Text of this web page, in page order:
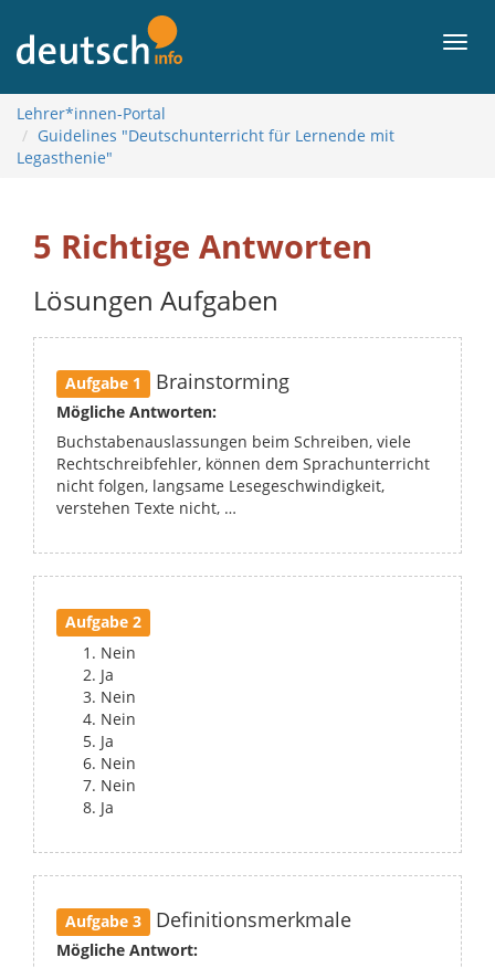
Lehrer*innen-Portal
Guidelines "Deutschunterricht für Lernende mit
Legasthenie"
5 Richtige Antworten
Lösungen Aufgaben
Aufgabe 1 Brainstorming
Mögliche Antworten:
Buchstabenauslassungen beim Schreiben, viele
Rechtschreibfehler, können dem Sprachunterricht
nicht folgen, langsame Lesegeschwindigkeit,
verstehen Texte nicht, …
Aufgabe 2
Nein
Ja
Nein
Nein
Ja
Nein
Nein
Ja
Aufgabe 3 Definitionsmerkmale
Mögliche Antwort: